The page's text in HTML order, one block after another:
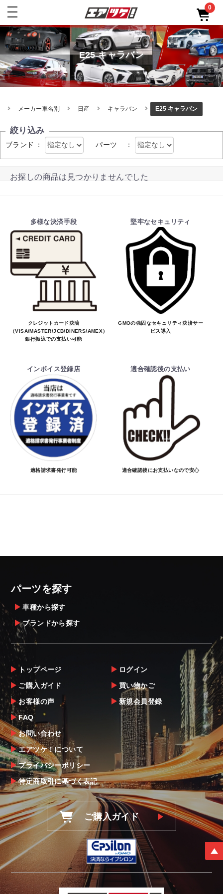
toggle
0
E25 キャラバン
メーカー車名別 日産 キャラバン E25 キャラバン
絞り込み
ブランド ： パーツ ：
お探しの商品は見つかりませんでした
多様な決済手段
クレジットカード決済
（VISA/MASTER/JCB/DINERS/AMEX）、
銀行振込での支払い可能
堅牢なセキュリティ
GMOの強固なセキュリティ決済サー
ビス導入
インボイス登録店
適格請求書発行可能
適合確認後の支払い
適合確認後にお支払いなので安心
パーツを探す
車種から探す
ブランドから探す
トップページ
ご購入ガイド
お客様の声
FAQ
お問い合わせ
エアツケ！について
プライバシーポリシー
特定商取引に基づく表記
ログイン
買い物かご
新規会員登録
ご購入ガイド